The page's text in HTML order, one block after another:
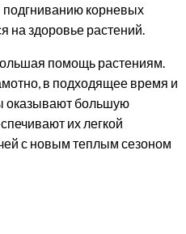
подгниванию корневых
на здоровье растений.
помощь растениям.
в подходящее время и
оказывают большую
их легкой
с новым теплым сезоном